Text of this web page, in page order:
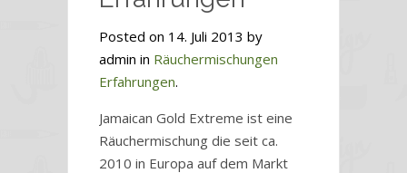
Posted on 14. Juli 2013 by
admin in Räuchermischungen
Erfahrungen.
Jamaican Gold Extreme ist eine
Räuchermischung die seit ca.
2010 in Europa auf dem Markt